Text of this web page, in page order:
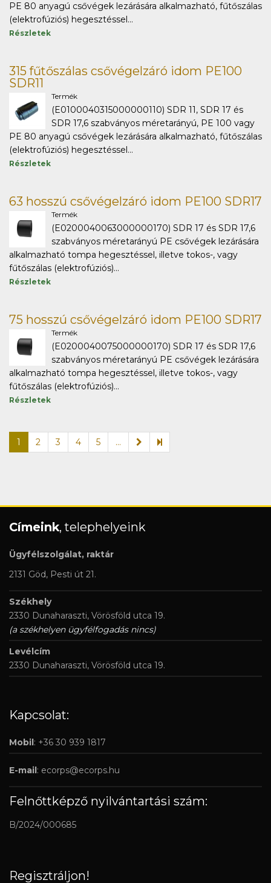
PE 80 anyagú csővégek lezárására alkalmazható, fűtőszálas
(elektrofúziós) hegesztéssel...
Részletek
315 fűtőszálas csővégelzáró idom PE100
SDR11
Termék
(E0100040315000000110) SDR 11, SDR 17 és
SDR 17,6 szabványos méretarányú, PE 100 vagy
PE 80 anyagú csővégek lezárására alkalmazható, fűtőszálas
(elektrofúziós) hegesztéssel...
Részletek
63 hosszú csővégelzáró idom PE100 SDR17
Termék
(E0200040063000000170) SDR 17 és SDR 17,6
szabványos méretarányú PE csővégek lezárására
alkalmazható tompa hegesztéssel, illetve tokos-, vagy
fűtőszálas (elektrofúziós)...
Részletek
75 hosszú csővégelzáró idom PE100 SDR17
Termék
(E0200040075000000170) SDR 17 és SDR 17,6
szabványos méretarányú PE csővégek lezárására
alkalmazható tompa hegesztéssel, illetve tokos-, vagy
fűtőszálas (elektrofúziós)...
Részletek
1 2 3 4 5 ...
Címeink, telephelyeink
Ügyfélszolgálat, raktár
2131 Göd, Pesti út 21.
Székhely
2330 Dunaharaszti, Vörösföld utca 19.
(a székhelyen ügyfélfogadás nincs)
Levélcím
2330 Dunaharaszti, Vörösföld utca 19.
Kapcsolat:
Mobil: +36 30 939 1817
E-mail: ecorps@ecorps.hu
Felnőttképző nyilvántartási szám:
B/2024/000685
Regisztráljon!